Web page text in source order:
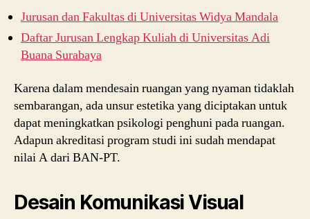
Jurusan dan Fakultas di Universitas Widya Mandala
Daftar Jurusan Lengkap Kuliah di Universitas Adi
Buana Surabaya
Karena dalam mendesain ruangan yang nyaman tidaklah
sembarangan, ada unsur estetika yang diciptakan untuk
dapat meningkatkan psikologi penghuni pada ruangan.
Adapun akreditasi program studi ini sudah mendapat
nilai A dari BAN-PT.
Desain Komunikasi Visual